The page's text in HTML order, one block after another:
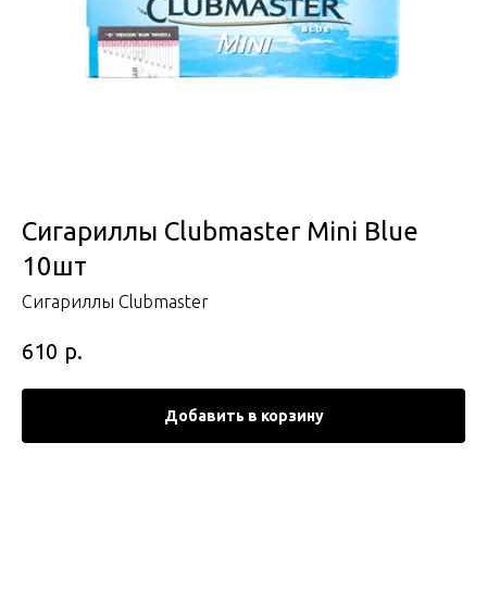
Сигариллы Clubmaster Mini Blue
10шт
Сигариллы Clubmaster
610 р.
Добавить в корзину